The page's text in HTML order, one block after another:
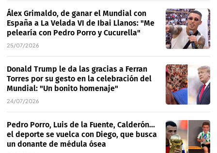
Álex Grimaldo, de ganar el Mundial con
España a La Velada VI de Ibai Llanos: "Me
pelearía con Pedro Porro y Cucurella"
25/07/2026
Donald Trump le da las gracias a Ferran
Torres por su gesto en la celebración del
Mundial: "Un bonito homenaje"
24/07/2026
Pedro Porro, Luis de la Fuente, Calderón...
el deporte se vuelca con Diego, que busca
un donante de médula ósea